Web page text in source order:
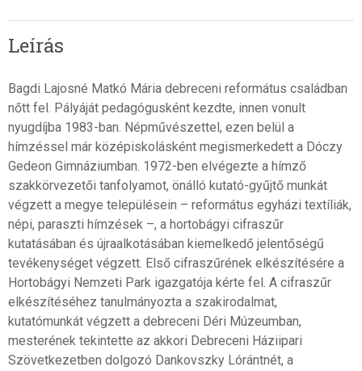
Leírás
Bagdi Lajosné Matkó Mária debreceni református családban
nőtt fel. Pályáját pedagógusként kezdte, innen vonult
nyugdíjba 1983-ban. Népművészettel, ezen belül a
hímzéssel már középiskolásként megismerkedett a Dóczy
Gedeon Gimnáziumban. 1972-ben elvégezte a hímző
szakkörvezetői tanfolyamot, önálló kutató-gyűjtő munkát
végzett a megye településein – református egyházi textíliák,
népi, paraszti hímzések –, a hortobágyi cifraszűr
kutatásában és újraalkotásában kiemelkedő jelentőségű
tevékenységet végzett. Első cifraszűrének elkészítésére a
Hortobágyi Nemzeti Park igazgatója kérte fel. A cifraszűr
elkészítéséhez tanulmányozta a szakirodalmat,
kutatómunkát végzett a debreceni Déri Múzeumban,
mesterének tekintette az akkori Debreceni Háziipari
Szövetkezetben dolgozó Dankovszky Lórántnét, a